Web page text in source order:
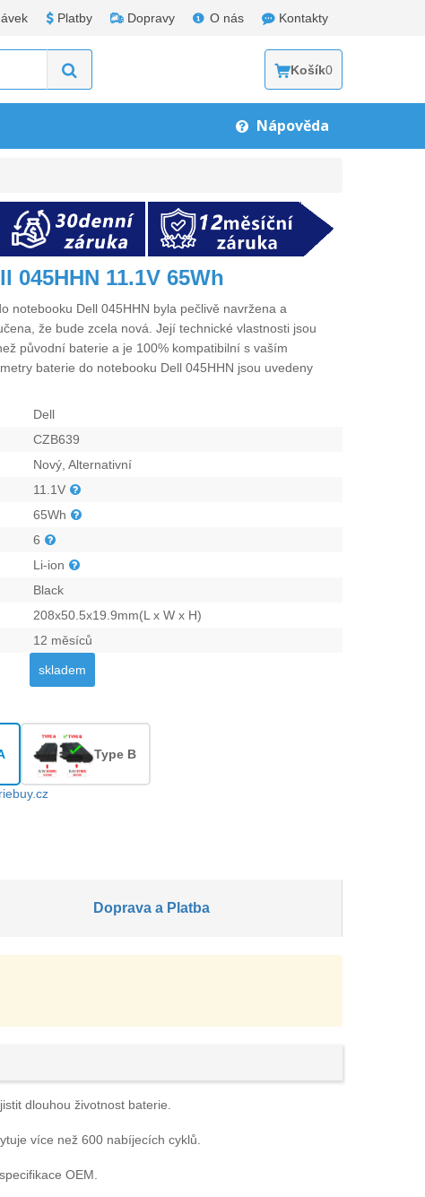
Platby Dopravy O nás Kontakty
Košík0
Nápověda
045HHN 11.1V 65Wh
notebooku Dell 045HHN byla pečlivě navržena a
že bude zcela nová. Její technické vlastnosti jsou
původní baterie a je 100% kompatibilní s vaším
baterie do notebooku Dell 045HHN jsou uvedeny
Dell
CZB639
Nový, Alternativní
11.1V
65Wh
6
Li-ion
Black
208x50.5x19.9mm(L x W x H)
12 měsíců
skladem
Type B
Doprava a Platba
dlouhou životnost baterie.
více než 600 nabíjecích cyklů.
OEM.